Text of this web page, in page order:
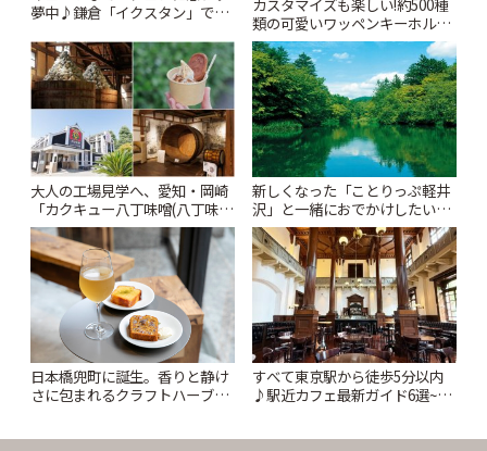
夢中♪鎌倉「イクスタン」で出
類の可愛いワッペンキーホルダ
ーがずらり。小平市
「Kimamaya T&K」 | ことりっ
ぷ
大人の工場見学へ、愛知・岡崎
「カクキュー八丁味噌(八丁味噌
の郷)」。試食や買い物も楽しみ
♪ | ことりっぷ
新しくなった「ことりっぷ軽井
沢」と一緒におでかけしたい注
目スポット13選【スタンプラリ
ー開催中】 | ことりっぷ
日本橋兜町に誕生。香りと静け
さに包まれるクラフトハーブテ
すべて東京駅から徒歩5分以内
♪駅近カフェ最新ガイド6選~重